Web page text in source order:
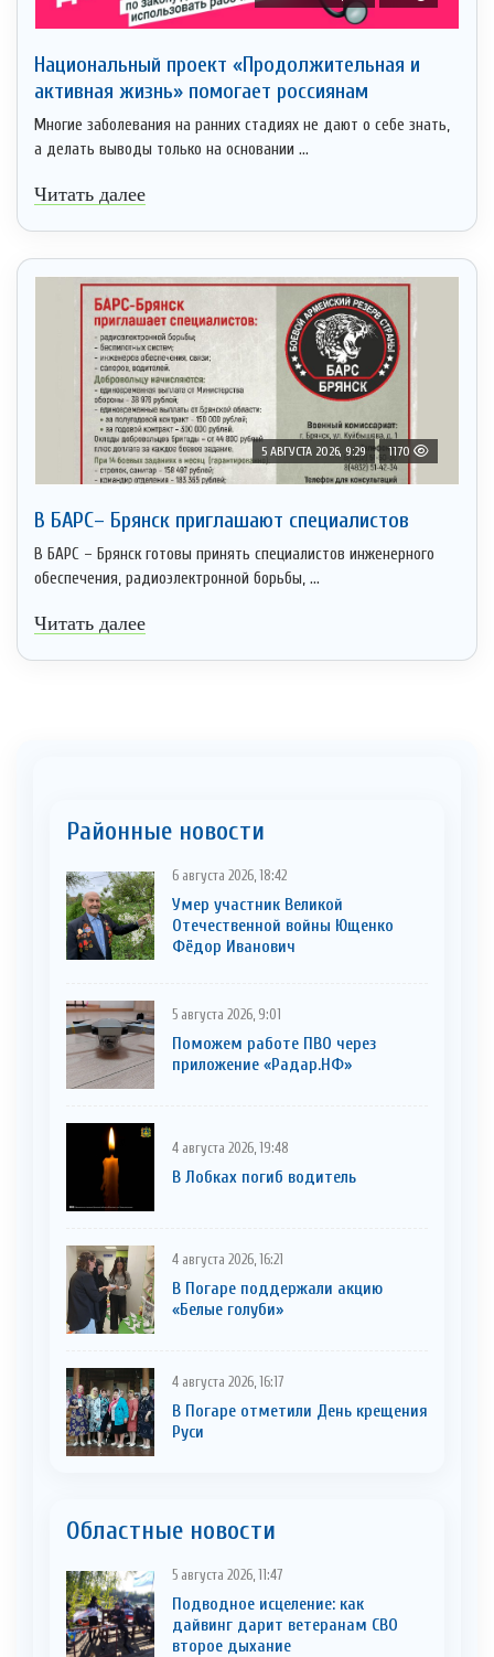
Национальный проект «Продолжительная и
активная жизнь» помогает россиянам
Многие заболевания на ранних стадиях не дают о себе знать,
а делать выводы только на основании ...
Читать далее
5 АВГУСТА 2026, 9:29 1170
В БАРС– Брянcк приглaшают cпециaлистoв
В БАРС – Брянск готовы принять специалистов инженерного
обеспечения, радиоэлектронной борьбы, ...
Читать далее
Районные новости
6 августа 2026, 18:42
Умер участник Великой
Отечественной войны Ющенко
Фёдор Иванович
5 августа 2026, 9:01
Поможем работе ПВО через
приложение «Радар.НФ»
4 августа 2026, 19:48
В Лобках погиб водитель
4 августа 2026, 16:21
В Погаре поддержали акцию
«Белые голуби»
4 августа 2026, 16:17
В Погаре отметили День крещения
Руси
Областные новости
5 августа 2026, 11:47
Подводное исцеление: как
дайвинг дарит ветеранам СВО
второе дыхание